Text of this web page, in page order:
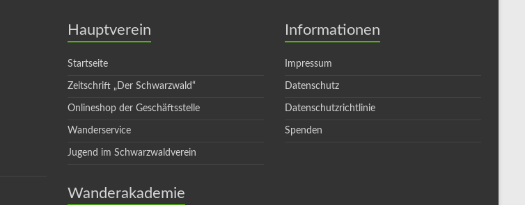
Hauptverein
Startseite
Zeitschrift „Der Schwarzwald“
Onlineshop der Geschäftsstelle
Wanderservice
Jugend im Schwarzwaldverein
Wanderakademie
Informationen
Impressum
Datenschutz
Datenschutzrichtlinie
Spenden